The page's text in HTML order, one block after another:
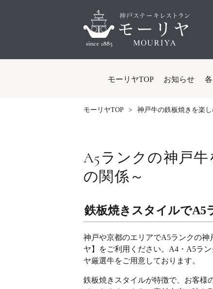
モーリヤTOP お知らせ
モーリヤTOP 神戸牛の鉄板焼きを楽し
A5ランクの神戸
の関係～
鉄板焼きスタイルでA5
神戸や京都のエリアでA5ランクの神
ヤ】をご利用ください。A4・A5ラ
ヤ厳選牛をご用意しております。
鉄板焼きスタイルが特徴で、お客様